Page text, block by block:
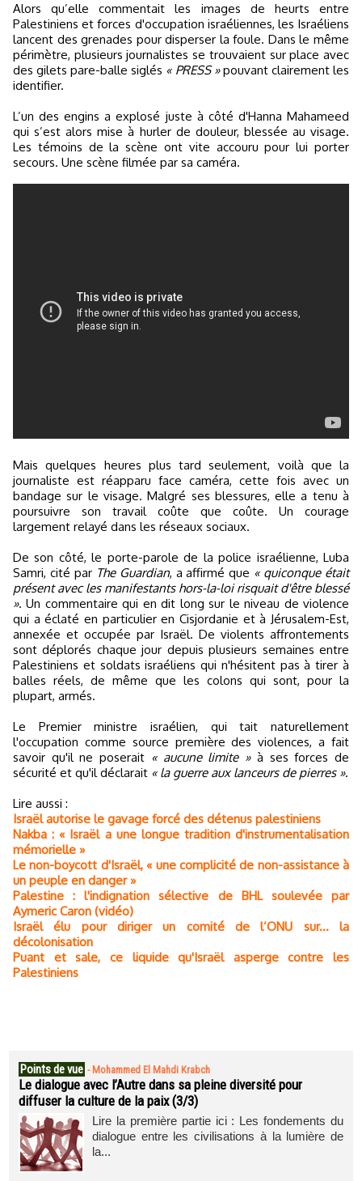
Alors qu’elle commentait les images de heurts entre
Palestiniens et forces d'occupation israéliennes, les Israéliens
lancent des grenades pour disperser la foule. Dans le même
périmètre, plusieurs journalistes se trouvaient sur place avec
des gilets pare-balle siglés « PRESS »pouvant clairement les
identifier.
L’un des engins a explosé juste à côté d'Hanna Mahameed
qui s’est alors mise à hurler de douleur, blessée au visage.
Les témoins de la scène ont vite accouru pour lui porter
secours. Une scène filmée par sa caméra.
Mais quelques heures plus tard seulement, voilà que la
journaliste est réapparu face caméra, cette fois avec un
bandage sur le visage. Malgré ses blessures, elle a tenu à
poursuivre son travail coûte que coûte. Un courage
largement relayé dans les réseaux sociaux.
De son côté, le porte-parole de la police israélienne, Luba
Samri, cité par The Guardian, a affirmé que « quiconque était
présent avec les manifestants hors-la-loi risquait d'être blessé
». Un commentaire qui en dit long sur le niveau de violence
qui a éclaté en particulier en Cisjordanie et à Jérusalem-Est,
annexée et occupée par Israël. De violents affrontements
sont déplorés chaque jour depuis plusieurs semaines entre
Palestiniens et soldats israéliens qui n'hésitent pas à tirer à
balles réels, de même que les colons qui sont, pour la
plupart, armés.
Le Premier ministre israélien, qui tait naturellement
l'occupation comme source première des violences, a fait
savoir qu'il ne poserait « aucune limite »à ses forces de
sécurité et qu'il déclarait « la guerre aux lanceurs de pierres ».
Lire aussi :
Israël autorise le gavage forcé des détenus palestiniens
Nakba : « Israël a une longue tradition d'instrumentalisation
mémorielle »
Le non-boycott d'Israël, « une complicité de non-assistance à
un peuple en danger »
Palestine : l'indignation sélective de BHL soulevée par
Aymeric Caron (vidéo)
Israël élu pour diriger un comité de l’ONU sur... la
décolonisation
Puant et sale, ce liquide qu'Israël asperge contre les
Palestiniens
Points de vue - Mohammed El Mahdi Krabch
Le dialogue avec l’Autre dans sa pleine diversité pour
diffuser la culture de la paix (3/3)
Lire la première partie ici : Les fondements du
dialogue entre les civilisations à la lumière de
la...